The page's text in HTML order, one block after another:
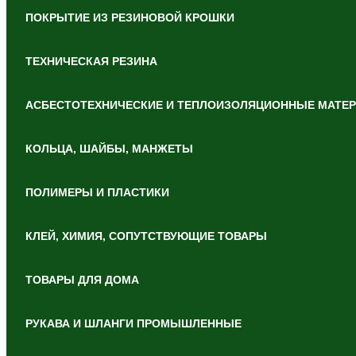
ПОКРЫТИЕ ИЗ РЕЗИНОВОЙ КРОШКИ
ТЕХНИЧЕСКАЯ РЕЗИНА
АСБЕСТОТЕХНИЧЕСКИЕ И ТЕПЛОИЗОЛЯЦИОННЫЕ
КОЛЬЦА, ШАЙБЫ, МАНЖЕТЫ
ПОЛИМЕРЫ И ПЛАСТИКИ
КЛЕЙ, ХИМИЯ, СОПУТСТВУЮЩИЕ ТОВАРЫ
ТОВАРЫ ДЛЯ ДОМА
РУКАВА И ШЛАНГИ ПРОМЫШЛЕННЫЕ